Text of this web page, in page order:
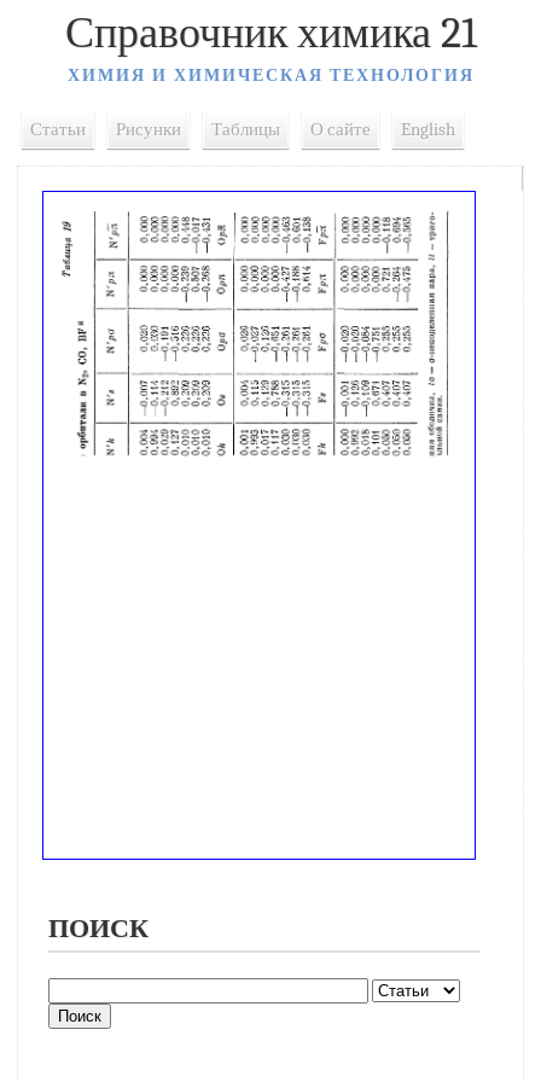
Справочник химика 21
ХИМИЯ И ХИМИЧЕСКАЯ ТЕХНОЛОГИЯ
Статьи Рисунки Таблицы О сайте English
ПОИСК